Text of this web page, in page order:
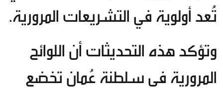
تُعد أولوية في التشريعات المرورية.
وتؤكد هذه التحديثات أن اللوائح
المرورية في سلطنة عُمان تخضع